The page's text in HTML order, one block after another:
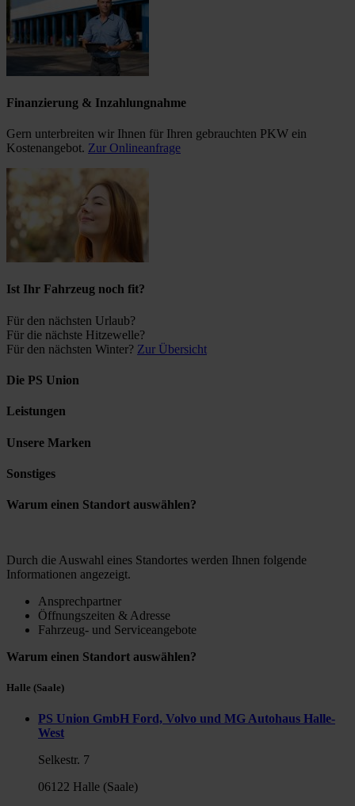
Finanzierung & Inzahlungnahme
Gern unterbreiten wir Ihnen für Ihren gebrauchten PKW ein
Kostenangebot. Zur Onlineanfrage
Ist Ihr Fahrzeug noch fit?
Für den nächsten Urlaub?
Für die nächste Hitzewelle?
Für den nächsten Winter? Zur Übersicht
Die PS Union
Leistungen
Unsere Marken
Sonstiges
Warum einen Standort auswählen?
Durch die Auswahl eines Standortes werden Ihnen folgende
Informationen angezeigt.
Ansprechpartner
Öffnungszeiten & Adresse
Fahrzeug- und Serviceangebote
Warum einen Standort auswählen?
Halle (Saale)
PS Union GmbH Ford, Volvo und MG Autohaus Halle-
West
Selkestr. 7
06122 Halle (Saale)